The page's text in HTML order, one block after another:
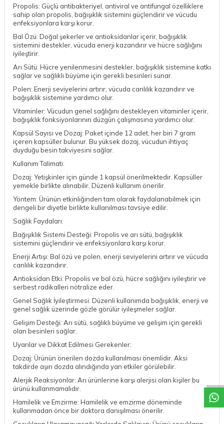
Propolis: Güçlü antibakteriyel, antiviral ve antifungal özelliklere
sahip olan propolis, bağışıklık sistemini güçlendirir ve vücudu
enfeksiyonlara karşı korur.
Bal Özü: Doğal şekerler ve antioksidanlar içerir, bağışıklık
sistemini destekler, vücuda enerji kazandırır ve hücre sağlığını
iyileştirir.
Arı Sütü: Hücre yenilenmesini destekler, bağışıklık sistemine katkı
sağlar ve sağlıklı büyüme için gerekli besinleri sunar.
Polen: Enerji seviyelerini artırır, vücuda canlılık kazandırır ve
bağışıklık sistemine yardımcı olur.
Vitaminler: Vücudun genel sağlığını destekleyen vitaminler içerir,
bağışıklık fonksiyonlarının düzgün çalışmasına yardımcı olur.
Kapsül Sayısı ve Dozaj: Paket içinde 12 adet, her biri 7 gram
içeren kapsüller bulunur. Bu yüksek dozaj, vücudun ihtiyaç
duyduğu besin takviyesini sağlar.
Kullanım Talimatı:
Dozaj: Yetişkinler için günde 1 kapsül önerilmektedir. Kapsüller
yemekle birlikte alınabilir. Düzenli kullanım önerilir.
Yöntem: Ürünün etkinliğinden tam olarak faydalanabilmek için
dengeli bir diyetle birlikte kullanılması tavsiye edilir.
Sağlık Faydaları:
Bağışıklık Sistemi Desteği: Propolis ve arı sütü, bağışıklık
sistemini güçlendirir ve enfeksiyonlara karşı korur.
Enerji Artışı: Bal özü ve polen, enerji seviyelerini artırır ve vücuda
canlılık kazandırır.
Antioksidan Etki: Propolis ve bal özü, hücre sağlığını iyileştirir ve
serbest radikalleri nötralize eder.
Genel Sağlık İyileştirmesi: Düzenli kullanımda bağışıklık, enerji ve
genel sağlık üzerinde gözle görülür iyileşmeler sağlar.
Gelişim Desteği: Arı sütü, sağlıklı büyüme ve gelişim için gerekli
olan besinleri sağlar.
Uyarılar ve Dikkat Edilmesi Gerekenler:
Dozaj: Ürünün önerilen dozda kullanılması önemlidir. Aksi
takdirde aşırı dozda alındığında yan etkiler görülebilir.
Alerjik Reaksiyonlar: Arı ürünlerine karşı alerjisi olan kişiler bu
ürünü kullanmamalıdır.
Hamilelik ve Emzirme: Hamilelik ve emzirme döneminde
kullanmadan önce bir doktora danışılması önerilir.